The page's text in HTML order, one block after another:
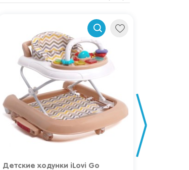
Детские ходунки iLovi Go